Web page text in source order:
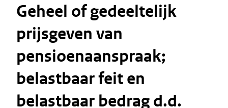
Geheel of gedeeltelijk
prijsgeven van
pensioenaanspraak;
belastbaar feit en
belastbaar bedrag d.d.